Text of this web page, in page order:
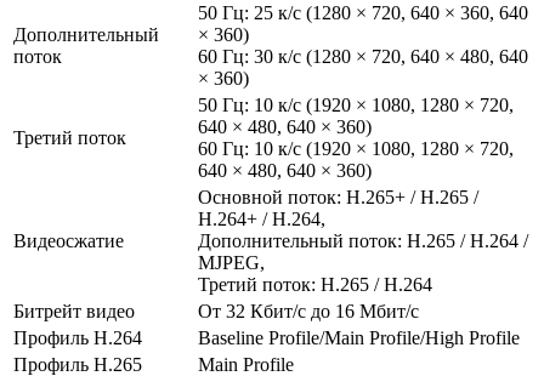
Дополнительный
поток
50 Гц: 25 к/с (1280 × 720, 640 × 360, 640
× 360)
60 Гц: 30 к/с (1280 × 720, 640 × 480, 640
× 360)
Третий поток
50 Гц: 10 к/с (1920 × 1080, 1280 × 720,
640 × 480, 640 × 360)
60 Гц: 10 к/с (1920 × 1080, 1280 × 720,
640 × 480, 640 × 360)
Видеосжатие
Основной поток: H.265+ / H.265 /
H.264+ / H.264,
Дополнительный поток: H.265 / H.264 /
MJPEG,
Третий поток: H.265 / H.264
Битрейт видео
От 32 Кбит/с до 16 Мбит/с
Профиль H.264
Baseline Profile/Main Profile/High Profile
Профиль H.265
Main Profile